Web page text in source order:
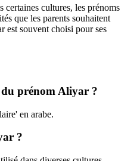
certaines cultures, les prénoms
que les parents souhaitent
est souvent choisi pour ses
prénom Aliyar ?
en arabe.
?